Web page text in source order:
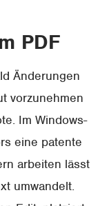
PDF
Änderungen
vorzunehmen
Im Windows-
eine patente
arbeiten lässt
umwandelt.